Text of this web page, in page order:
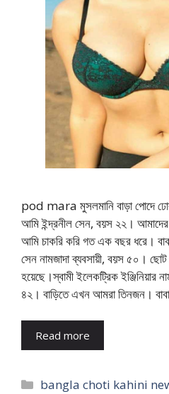
pod mara মুসলমানি বাড়া
আমি ইন্দ্রনীল সেন, বয়স ২২।
আমি চাকরি করি গত এক বছর ধরে।
সেন নামজাদা ব্যবসায়ী, বয়স ৫০।
হয়েছে।স্বামী ইলেকট্রিক
৪২। বাড়িতে এখন আমরা তিনজন।
Read more
Categories
bangla choti kahini